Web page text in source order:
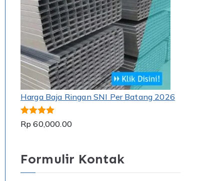
Harga Baja Ringan SNI Per Batang 2026
Dinilai 5.00
Rp 60,000.00
Formulir Kontak